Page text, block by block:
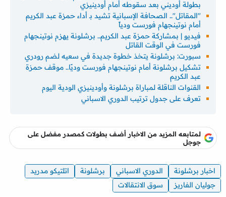
بطولة أوديني بعد سقوطه أمام أودينيزي
"المقاتل".. الصحافة الإسبانية تشيد بـ أداء حمزة عبد الكريم
أمام نوتينجهام فورست ودياً
فيديو | بمشاركة حمزة عبد الكريم.. برشلونة يهزم نوتينجهام
فورست في الوقت القاتل
سبورت: برشلونة يتخذ خطوة جديدة في سعيه لضم رودري
تشكيل برشلونة أمام نوتينجهام فورست وديًا.. موقف حمزة
عبد الكريم
القنوات الناقلة لمباراة برشلونة وأودينيزي الودية اليوم
تعرف على جدول ترتيب الدوري الاسباني
لمتابعه المزيد من الاخبار أضف بطولات كمصدر مفضل على
جوجل
اخبار برشلونة الدوري الاسباني برشلونة
اتلتيكو مدريد
جوليان الفاريز
سوق الانتقالات